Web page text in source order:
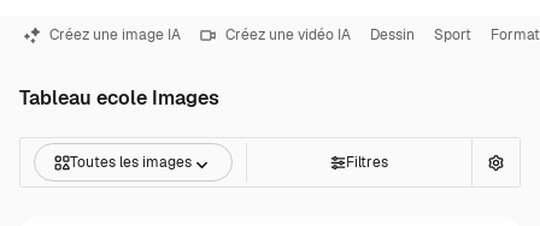
Créez une image IA Créez une vidéo IA Dessin Sport
Tableau ecole Images
Toutes les images Filtres